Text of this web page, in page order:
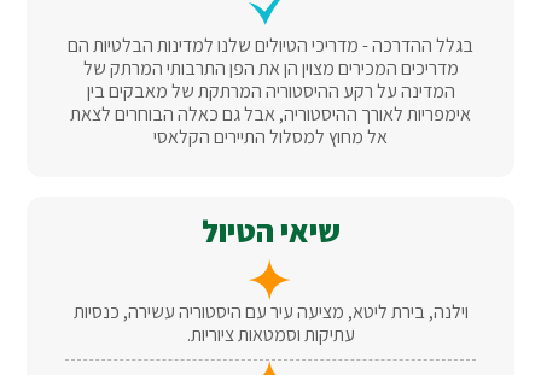
בגלל ההדרכה - מדריכי הטיולים שלנו למדינות הבלטיות הם
מדריכים המכירים מצוין הן את הפן התרבותי המרתק של
המדינה על רקע ההיסטוריה המרתקת של מאבקים בין
אימפריות לאורך ההיסטוריה, אבל גם כאלה הבוחרים לצאת
אל מחוץ למסלול התיירים הקלאסי
שיאי הטיול
וילנה, בירת ליטא, מציעה עיר עם היסטוריה עשירה, כנסיות
עתיקות וסמטאות ציוריות.